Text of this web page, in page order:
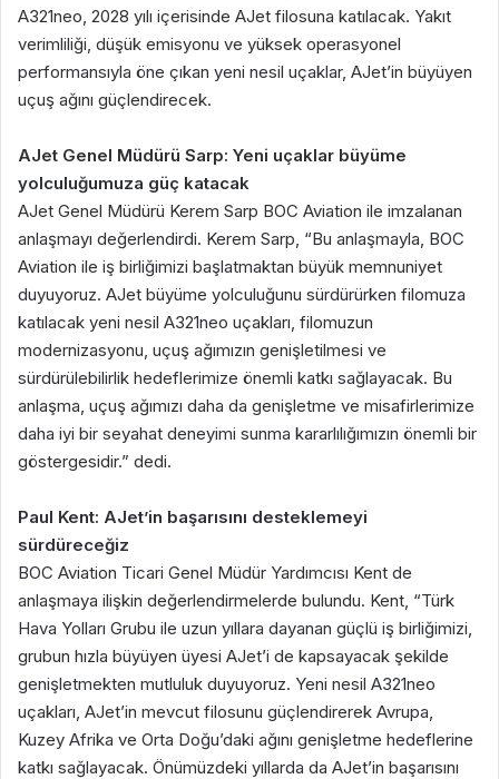
A321neo, 2028 yılı içerisinde AJet filosuna katılacak. Yakıt
verimliliği, düşük emisyonu ve yüksek operasyonel
performansıyla öne çıkan yeni nesil uçaklar, AJet’in büyüyen
uçuş ağını güçlendirecek.
AJet Genel Müdürü Sarp: Yeni uçaklar büyüme
yolculuğumuza güç katacak
AJet Genel Müdürü Kerem Sarp BOC Aviation ile imzalanan
anlaşmayı değerlendirdi. Kerem Sarp, “Bu anlaşmayla, BOC
Aviation ile iş birliğimizi başlatmaktan büyük memnuniyet
duyuyoruz. AJet büyüme yolculuğunu sürdürürken filomuza
katılacak yeni nesil A321neo uçakları, filomuzun
modernizasyonu, uçuş ağımızın genişletilmesi ve
sürdürülebilirlik hedeflerimize önemli katkı sağlayacak. Bu
anlaşma, uçuş ağımızı daha da genişletme ve misafirlerimize
daha iyi bir seyahat deneyimi sunma kararlılığımızın önemli bir
göstergesidir.” dedi.
Paul Kent: AJet’in başarısını desteklemeyi
sürdüreceğiz
BOC Aviation Ticari Genel Müdür Yardımcısı Kent de
anlaşmaya ilişkin değerlendirmelerde bulundu. Kent, “Türk
Hava Yolları Grubu ile uzun yıllara dayanan güçlü iş birliğimizi,
grubun hızla büyüyen üyesi AJet’i de kapsayacak şekilde
genişletmekten mutluluk duyuyoruz. Yeni nesil A321neo
uçakları, AJet’in mevcut filosunu güçlendirerek Avrupa,
Kuzey Afrika ve Orta Doğu’daki ağını genişletme hedeflerine
katkı sağlayacak. Önümüzdeki yıllarda da AJet’in başarısını